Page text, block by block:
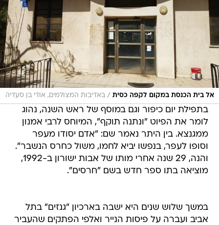
אל בית הכנסת במקום לקפה כסית / באדיבות המצולמים, אודי בן סעדיה
בתפילת יום כיפור וגם במוסף של ראש השנה, נהוג
לומר את הפיוט "ונתנה תוקף", המיוחס לרבי אמנון
ממגנצא. בין היתר נאמר שם: "אדם יסודו מעפר
וסופו לעפר, בנפשו יביא לחמו, משול כחרס הנשבר".
והנה, 29 שנה אחרי מותו של אבות ישורון ב-1992,
מוציאה בתו ספר חדש בשם "חרסים".
במשך שלוש שנים היא ישבה בארכיון "גנזים" בתל
אביב ועברה על פיסות הנייר ואלפי הפתקים שהעביר